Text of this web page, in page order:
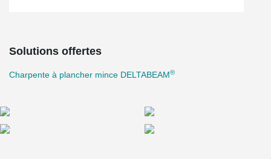
Solutions offertes
Charpente à plancher mince DELTABEAM®